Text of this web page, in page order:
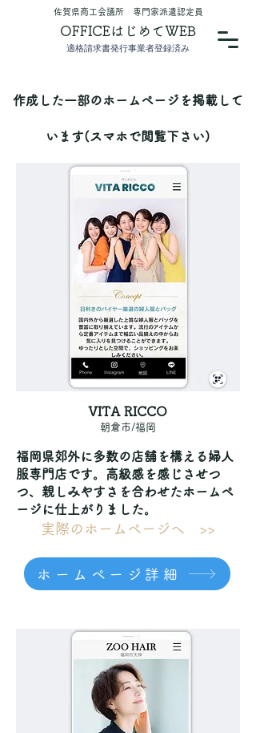
OFFICEはじめてWEB
​佐賀県商工会議所 専門家派遣認定員
適格請求書発行事業者登録済み
​作成した一部のホームページを掲載して
います(スマホで閲覧下さい)
VITA RICCO
朝倉市/福岡
福岡県郊外に多数の店舗を構える婦人
服専門店です。高級感を感じさせつ
つ、親しみやすさを合わせたホームペ
ージに仕上がりました。
実際のホームページへ >>
ホームページ詳細